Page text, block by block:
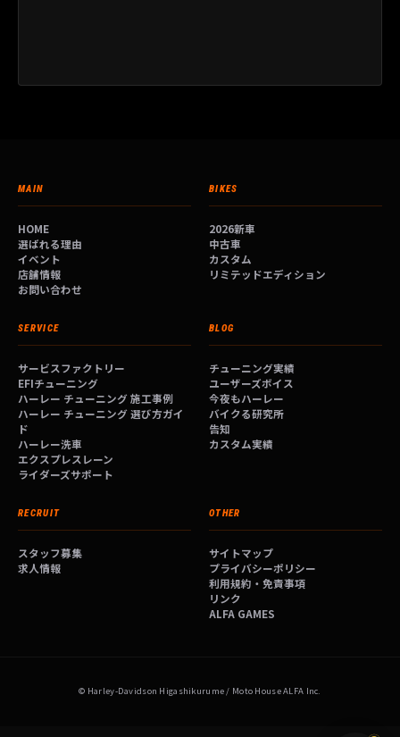
MAIN
HOME
選ばれる理由
イベント
店舗情報
お問い合わせ
BIKES
2026新車
中古車
カスタム
リミテッドエディション
SERVICE
サービスファクトリー
EFIチューニング
ハーレー チューニング 施工事例
ハーレー チューニング 選び方ガイ
ド
ハーレー洗車
エクスプレスレーン
ライダーズサポート
BLOG
チューニング実績
ユーザーズボイス
今夜もハーレー
バイクる研究所
告知
カスタム実績
RECRUIT
スタッフ募集
求人情報
OTHER
サイトマップ
プライバシーポリシー
利用規約・免責事項
リンク
ALFA GAMES
© Harley-Davidson Higashikurume / Moto House ALFA Inc.